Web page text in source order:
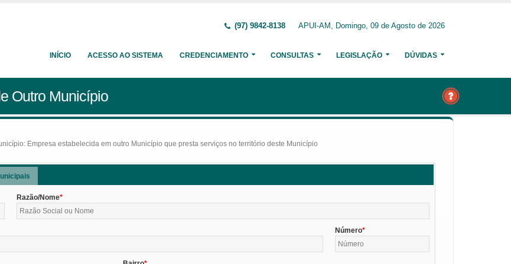
(97) 9842-8138 APUI-AM, Domingo, 09 de Agosto de 2026
INÍCIO ACESSO AO SISTEMA CREDENCIAMENTO CONSULTAS LEGISLAÇÃO DÚVIDAS
Outro Município
Empresa estabelecida em outro Município que presta serviços no território deste Município
Razão/Nome
Número